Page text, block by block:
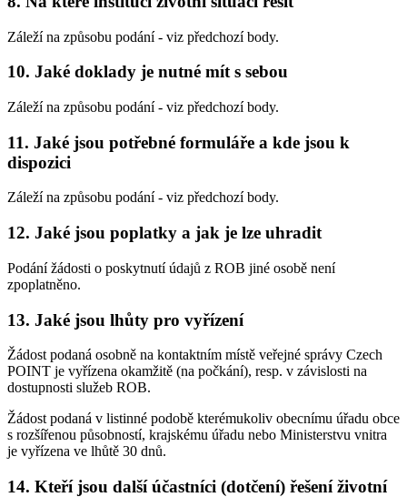
Záleží na způsobu podání - viz předchozí body.
10. Jaké doklady je nutné mít s sebou
Záleží na způsobu podání - viz předchozí body.
11. Jaké jsou potřebné formuláře a kde jsou k
dispozici
Záleží na způsobu podání - viz předchozí body.
12. Jaké jsou poplatky a jak je lze uhradit
Podání žádosti o poskytnutí údajů z ROB jiné osobě není
zpoplatněno.
13. Jaké jsou lhůty pro vyřízení
Žádost podaná osobně na kontaktním místě veřejné správy Czech
POINT je vyřízena okamžitě (na počkání), resp. v závislosti na
dostupnosti služeb ROB.
Žádost podaná v listinné podobě kterémukoliv obecnímu úřadu obce
s rozšířenou působností, krajskému úřadu nebo Ministerstvu vnitra
je vyřízena ve lhůtě 30 dnů.
14. Kteří jsou další účastníci (dotčení) řešení životní